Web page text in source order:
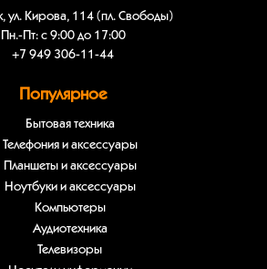
ул. Кирова, 114 (пл. Свободы)
Пн.-Пт: с 9:00 до 17:00
+7 949 306-11-44
Популярное
Бытовая техника
Телефония и аксессуары
Планшеты и аксессуары
Ноутбуки и аксессуары
Компьютеры
Аудиотехника
Телевизоры